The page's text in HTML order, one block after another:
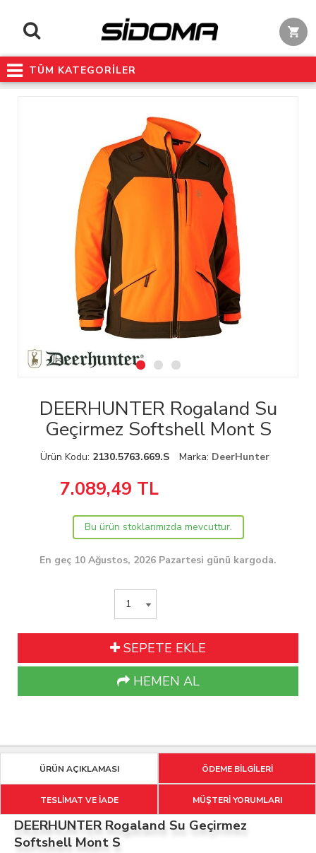
TÜM KATEGORİLER
DEERHUNTER Rogaland Su
Geçirmez Softshell Mont S
Ürün Kodu: 2130.5763.669.S Marka: DeerHunter
7.089,49 TL
Bu ürün stoklarımızda mevcuttur.
En geç 10 Ağustos, 2026 Pazartesi günü kargoda.
SEPETE EKLE
HEMEN AL
ÜRÜN AÇIKLAMASI ÖDEME BİLGİLERİ
TESLİMAT VE İADE MÜŞTERİ YORUMLARI
DEERHUNTER Rogaland Su Geçirmez
Softshell Mont S